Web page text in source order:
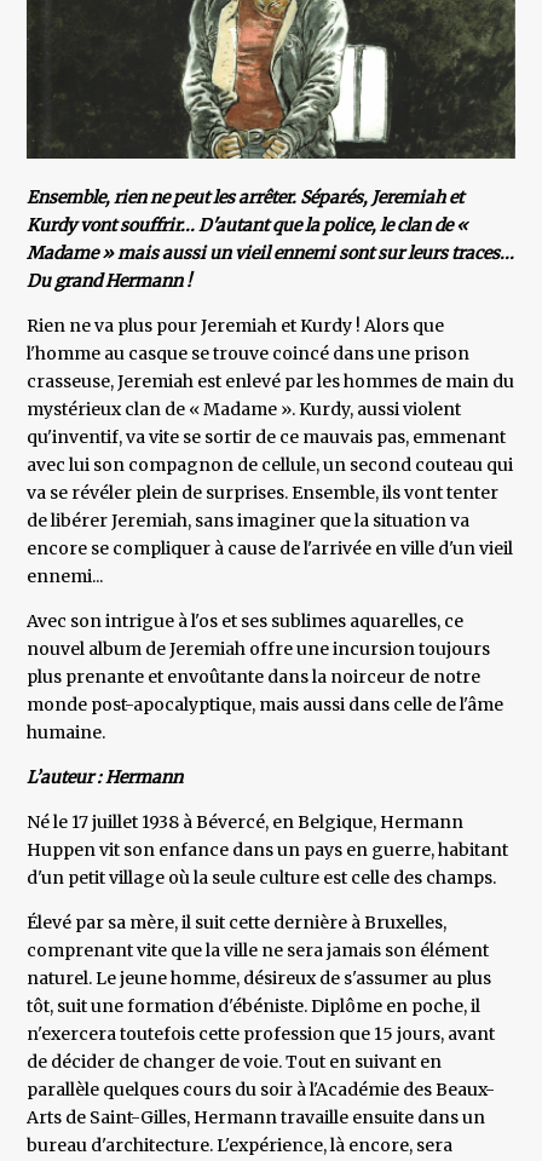
Ensemble, rien ne peut les arrêter. Séparés, Jeremiah et
Kurdy vont souffrir... D'autant que la police, le clan de «
Madame » mais aussi un vieil ennemi sont sur leurs traces...
Du grand Hermann !
Rien ne va plus pour Jeremiah et Kurdy ! Alors que
l'homme au casque se trouve coincé dans une prison
crasseuse, Jeremiah est enlevé par les hommes de main du
mystérieux clan de « Madame ». Kurdy, aussi violent
qu'inventif, va vite se sortir de ce mauvais pas, emmenant
avec lui son compagnon de cellule, un second couteau qui
va se révéler plein de surprises. Ensemble, ils vont tenter
de libérer Jeremiah, sans imaginer que la situation va
encore se compliquer à cause de l'arrivée en ville d'un vieil
ennemi...
Avec son intrigue à l'os et ses sublimes aquarelles, ce
nouvel album de Jeremiah offre une incursion toujours
plus prenante et envoûtante dans la noirceur de notre
monde post-apocalyptique, mais aussi dans celle de l'âme
humaine.
L’auteur : Hermann
Né le 17 juillet 1938 à Bévercé, en Belgique, Hermann
Huppen vit son enfance dans un pays en guerre, habitant
d'un petit village où la seule culture est celle des champs.
Élevé par sa mère, il suit cette dernière à Bruxelles,
comprenant vite que la ville ne sera jamais son élément
naturel. Le jeune homme, désireux de s'assumer au plus
tôt, suit une formation d'ébéniste. Diplôme en poche, il
n'exercera toutefois cette profession que 15 jours, avant
de décider de changer de voie. Tout en suivant en
parallèle quelques cours du soir à l'Académie des Beaux-
Arts de Saint-Gilles, Hermann travaille ensuite dans un
bureau d'architecture. L'expérience, là encore, sera